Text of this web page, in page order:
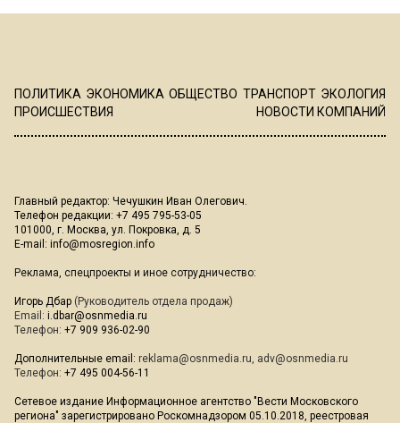
ПОЛИТИКА ЭКОНОМИКА ОБЩЕСТВО ТРАНСПОРТ ЭКОЛОГИЯ
ПРОИСШЕСТВИЯ
НОВОСТИ КОМПАНИЙ
Главный редактор: Чечушкин Иван Олегович.
Телефон редакции: +7 495 795-53-05
101000, г. Москва, ул. Покровка, д. 5
E-mail: info@mosregion.info
Реклама, спецпроекты и иное сотрудничество:
Игорь Дбар (Руководитель отдела продаж)
Email: i.dbar@osnmedia.ru
Телефон: +7 909 936-02-90
Дополнительные email: reklama@osnmedia.ru, adv@osnmedia.ru
Телефон: +7 495 004-56-11
Сетевое издание Информационное агентство "Вести Московского
региона" зарегистрировано Роскомнадзором 05.10.2018, реестровая